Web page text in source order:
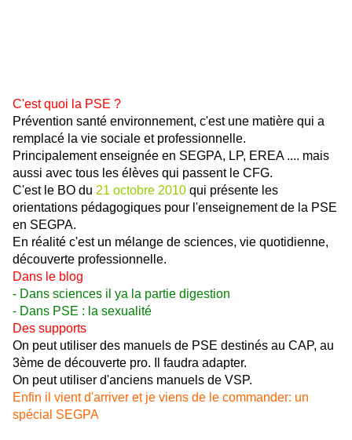
C'est quoi la PSE ?
Prévention santé environnement, c'est une matière qui a
remplacé la vie sociale et professionnelle.
Principalement enseignée en SEGPA, LP, EREA .... mais
aussi avec tous les élèves qui passent le CFG.
C'est le BO du 21 octobre 2010 qui présente les
orientations pédagogiques pour l'enseignement de la PSE
en SEGPA.
En réalité c'est un mélange de sciences, vie quotidienne,
découverte professionnelle.
Dans le blog
- Dans sciences il ya la partie digestion
- Dans PSE : la sexualité
Des supports
On peut utiliser des manuels de PSE destinés au CAP, au
3ème de découverte pro. Il faudra adapter.
On peut utiliser d'anciens manuels de VSP.
Enfin il vient d'arriver et je viens de le commander: un
spécial SEGPA